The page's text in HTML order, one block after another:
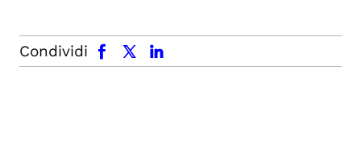
Condividi
facebook x.com linkedin